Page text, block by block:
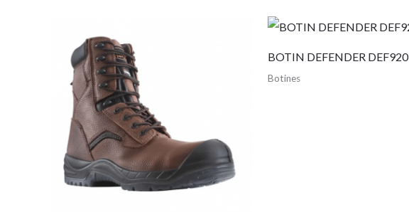
BOTIN DEFENDER DEF920
Botines